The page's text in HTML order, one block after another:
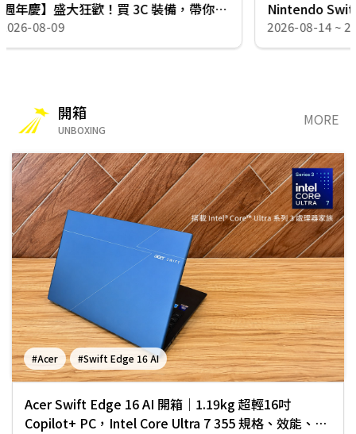
Nintendo Switch 2《卡比的馭天飛行者》體驗賽｜NOVA 免費試玩抽現金禮券
2026-08-14 ~ 2026-09-13
開箱
UNBOXING
MORE
#Acer #Swift Edge 16 AI
Acer Swift Edge 16 AI 開箱｜1.19kg 超輕16吋
Copilot+ PC，Intel Core Ultra 7 355 規格、效能、續